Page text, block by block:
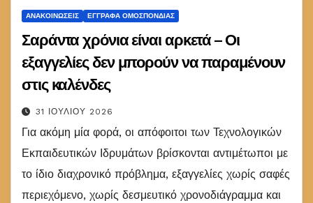
ΑΝΑΚΟΙΝΏΣΕΙΣ ΕΓΓΡΑΦΑ ΟΜΟΣΠΟΝΔΙΑΣ
Σαράντα χρόνια είναι αρκετά – Οι
εξαγγελίες δεν μπορούν να παραμένουν
στις καλένδες
31 ΙΟΥΛΊΟΥ 2026
Για ακόμη μία φορά, οι απόφοιτοι των Τεχνολογικών
Εκπαιδευτικών Ιδρυμάτων βρίσκονται αντιμέτωποι με
το ίδιο διαχρονικό πρόβλημα, εξαγγελίες χωρίς σαφές
περιεχόμενο, χωρίς δεσμευτικό χρονοδιάγραμμα και